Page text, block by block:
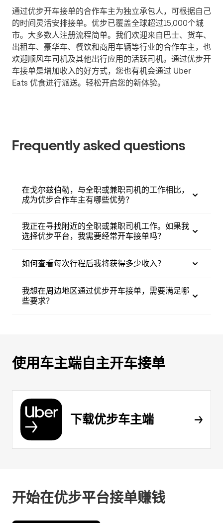
通过优步开车接单的合作车主为独立承包人，可根据自己
的时间灵活安排接单。优步已覆盖全球超过15,000个城
市。大多数人注册流程简单。我们欢迎来自巴士、货车、
出租车、豪华车、餐饮和商用车辆等行业的合作车主，也
欢迎顺风车司机及其他出行应用的活跃司机。通过优步开
车接单是增加收入的好方式，您也有机会通过 Uber
Eats 优食进行派送。轻松开启您的新体验。
Frequently asked questions
在戈尔兹伯勒，与全职或兼职司机的工作相比，
成为优步合作车主有哪些优势？
我正在寻找附近的全职或兼职司机工作。如果我
选择优步平台，我需要经常开车接单吗？
如何查看每次行程后我将获得多少收入？
我想在周边地区通过优步开车接单，需要满足哪
些要求？
使用车主端自主开车接单
下载优步车主端
开始在优步平台接单赚钱